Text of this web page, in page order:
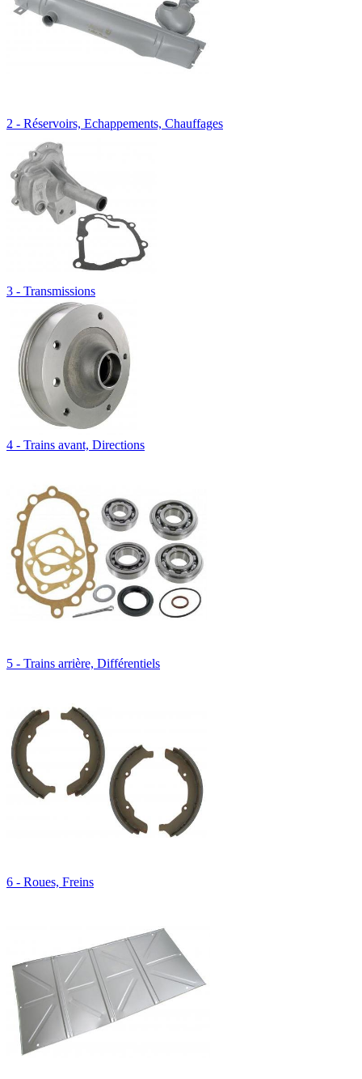
2 - Réservoirs, Echappements, Chauffages
3 - Transmissions
4 - Trains avant, Directions
5 - Trains arrière, Différentiels
6 - Roues, Freins